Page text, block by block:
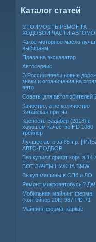
Каталог статей
СТОИМОСТЬ РЕМОНТА
ХОДОВОЙ ЧАСТИ
Какое моторное масло
выбираем
Права на экскаватор
Автосервис
В России ввели новые
знаки и ограничения на
авто
Советы для автолюбителей
Качество, а не количество
Китайская притча
Крепость Бадабер (2018) в
хорошем качестве HD 1080
трейлер
Лучшее авто за 85 т.р. |
АВТО-ПОДБОР
Ваз купили дрифт корч в 14
ВОТ ЗАЧЕМ НУЖНА BMW
Выкуп машины в СПб и ЛО
Ремонт микроавтобусы? Да!
Мобильная майнинг ферма
(контейнер 20ft) 987-PD-71
Майнинг-ферма, каркас